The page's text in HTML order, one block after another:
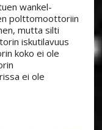
wankel-
polttomoottoriin
mutta silti
iskutilavuus
koko ei ole
ei ole